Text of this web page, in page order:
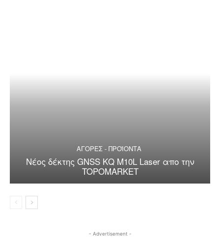
ΑΓΟΡΕΣ - ΠΡΟΪΟΝΤΑ
Nέος δέκτης GNSS KQ M10L Laser απo την
TOPOMARKET
- Advertisement -